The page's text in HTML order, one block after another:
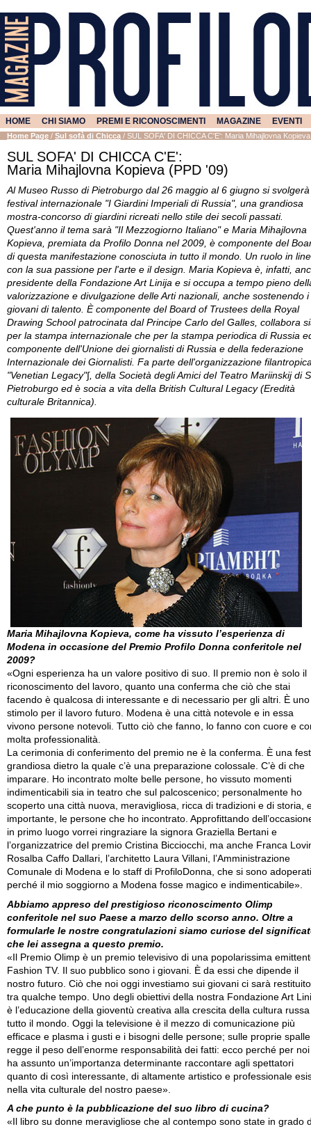
HOME CHI SIAMO PREMI E RICONOSCIMENTI MAGAZINE EVENTI
Home Page / Sul sofà di Chicca / SUL SOFA' DI CHICCA C'E': Maria Mihajlovna Kopieva
SUL SOFA' DI CHICCA C'E':
Maria Mihajlovna Kopieva (PPD '09)
Al Museo Russo di Pietroburgo dal 26 maggio al 6 giugno si svolgerà
festival internazionale "I Giardini Imperiali di Russia", una grandiosa
mostra-concorso di giardini ricreati nello stile dei secoli passati.
Quest'anno il tema sarà "Il Mezzogiorno Italiano" e Maria Mihajlovna
Kopieva, premiata da Profilo Donna nel 2009, è componente del
di questa manifestazione conosciuta in tutto il mondo. Un ruolo in
con la sua passione per l'arte e il design. Maria Kopieva è, infatti,
presidente della Fondazione Art Linija e si occupa a tempo pieno
valorizzazione e divulgazione delle Arti nazionali, anche sostenendo i
giovani di talento. È componente del Board of Trustees della Royal
Drawing School patrocinata dal Principe Carlo del Galles, collabora
per la stampa internazionale che per la stampa periodica di Russia
componente dell'Unione dei giornalisti di Russia e della federazione
Internazionale dei Giornalisti. Fa parte dell'organizzazione
"Venetian Legacy"∫, della Società degli Amici del Teatro Mariinskij di
Pietroburgo ed è socia a vita della British Cultural Legacy (Eredità
culturale Britannica).
Maria Mihajlovna Kopieva, come ha vissuto l’esperienza di
Modena in occasione del Premio Profilo Donna conferitole nel
2009?
«Ogni esperienza ha un valore positivo di suo. Il premio non è solo il
riconoscimento del lavoro, quanto una conferma che ciò che stai
facendo è qualcosa di interessante e di necessario per gli altri. È uno
stimolo per il lavoro futuro. Modena è una città notevole e in essa
vivono persone notevoli. Tutto ciò che fanno, lo fanno con cuore e
molta professionalità.
La cerimonia di conferimento del premio ne è la conferma. È una
grandiosa dietro la quale c’è una preparazione colossale. C’è di che
imparare. Ho incontrato molte belle persone, ho vissuto momenti
indimenticabili sia in teatro che sul palcoscenico; personalmente ho
scoperto una città nuova, meravigliosa, ricca di tradizioni e di storia,
importante, le persone che ho incontrato. Approfittando
in primo luogo vorrei ringraziare la signora Graziella Bertani e
l’organizzatrice del premio Cristina Bicciocchi, ma anche Franca
Rosalba Caffo Dallari, l’architetto Laura Villani, l’Amministrazione
Comunale di Modena e lo staff di ProfiloDonna, che si sono adoperati
perché il mio soggiorno a Modena fosse magico e indimenticabile».
Abbiamo appreso del prestigioso riconoscimento Olimp
conferitole nel suo Paese a marzo dello scorso anno. Oltre a
formularle le nostre congratulazioni siamo curiose del
che lei assegna a questo premio.
«Il Premio Olimp è un premio televisivo di una popolarissima
Fashion TV. Il suo pubblico sono i giovani. È da essi che dipende il
nostro futuro. Ciò che noi oggi investiamo sui giovani ci sarà restituito
tra qualche tempo. Uno degli obiettivi della nostra Fondazione Art
è l’educazione della gioventù creativa alla crescita della cultura
tutto il mondo. Oggi la televisione è il mezzo di comunicazione più
efficace e plasma i gusti e i bisogni delle persone; sulle proprie spalle
regge il peso dell’enorme responsabilità dei fatti: ecco perché per noi
ha assunto un’importanza determinante raccontare agli spettatori
quanto di così interessante, di altamente artistico e professionale
nella vita culturale del nostro paese».
A che punto è la pubblicazione del suo libro di cucina?
«Il libro su donne meravigliose che al contempo sono state in grado